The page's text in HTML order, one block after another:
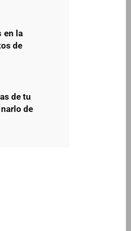
en la
de
de tu
de